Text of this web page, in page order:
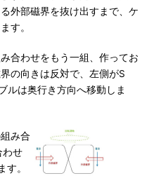
外部磁界を抜け出すまで、ケ
す。
合わせをもう一組、作ってお
の向きは反対で、左側がS
ルは奥行き方向へ移動しま
み合
わせ
す。